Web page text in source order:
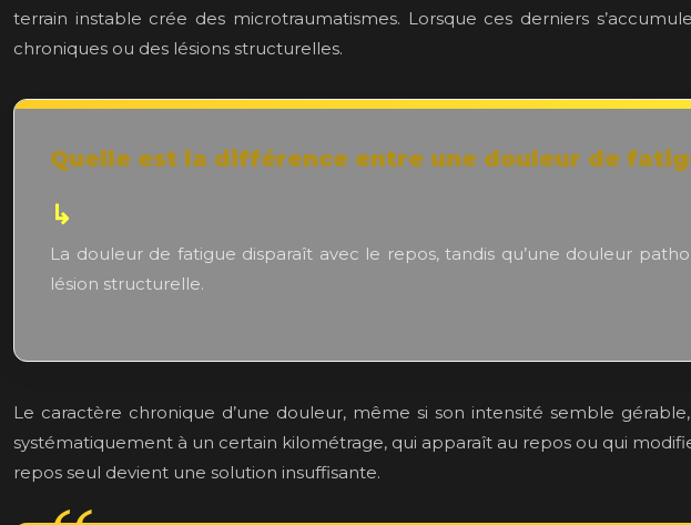
terrain instable crée des microtraumatismes. Lorsque ces derniers
chroniques ou des lésions structurelles.
Quelle est la différence entre une douleur de
La douleur de fatigue disparaît avec le repos, tandis qu’une douleur
lésion structurelle.
Le caractère chronique d’une douleur, même si son intensité semble
systématiquement à un certain kilométrage, qui apparaît au repos ou qui
repos seul devient une solution insuffisante.